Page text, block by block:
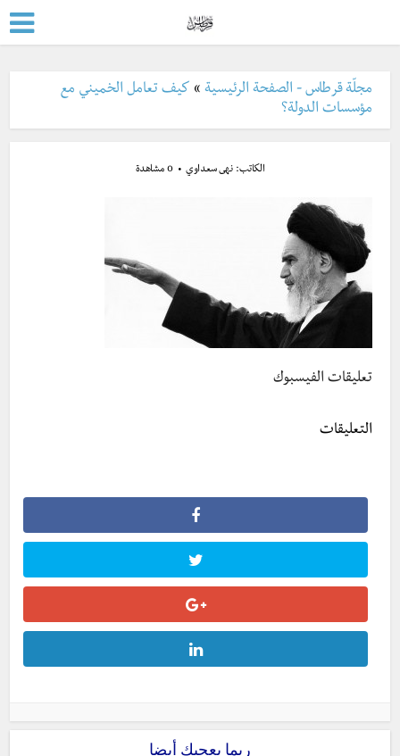
مجلّة قرطاس - الصفحة الرئيسية » كيف تعامل الخميني مع
مؤسسات الدولة؟
الكاتب:نهى سعداوي 0 مشاهدة
تعليقات الفيسبوك
التعليقات
ربما يعجبك أيضا